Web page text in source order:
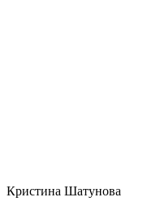
Кристина Шатунова